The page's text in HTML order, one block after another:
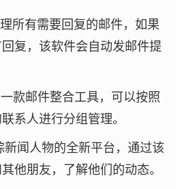
所有需要回复的邮件，如果
复，该软件会自动发邮件提
款邮件整合工具，可以按照
系人进行分组管理。
新闻人物的全新平台，通过该
他朋友，了解他们的动态。